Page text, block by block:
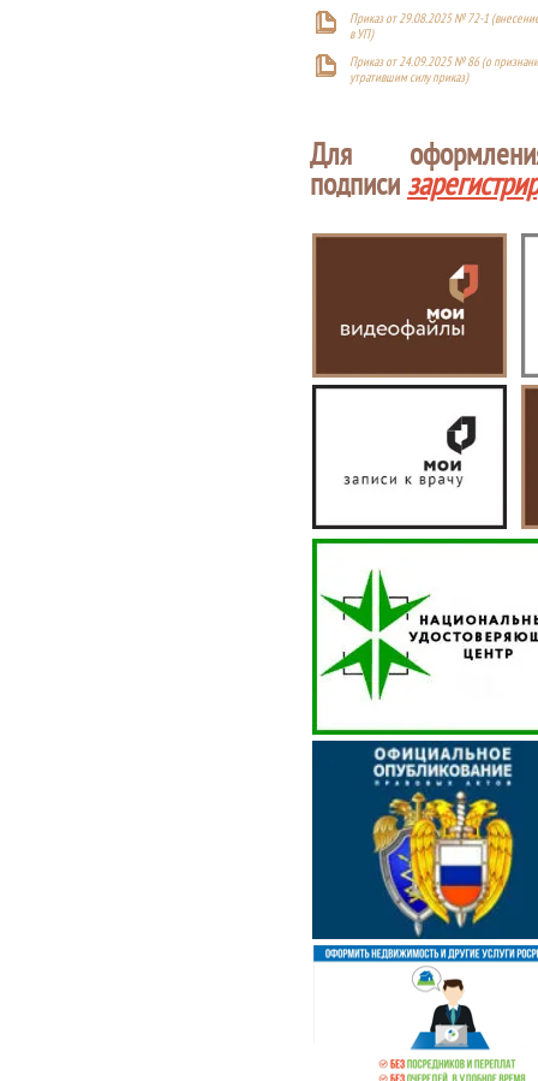
Приказ от 29.08.2025 № 72-1
в УП)
Приказ от 24.09.2025 № 86 (о
утратившим силу приказ)
Для
подписи